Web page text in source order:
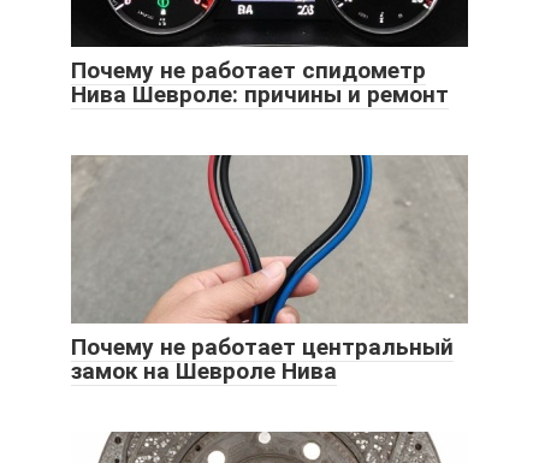
Почему не работает спидометр
Нива Шевроле: причины и ремонт
Почему не работает центральный
замок на Шевроле Нива